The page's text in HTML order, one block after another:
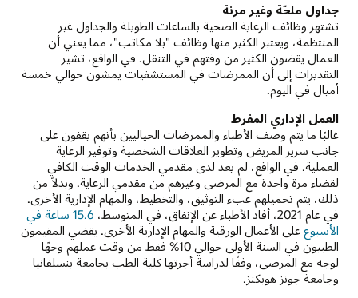
جداول ملحّة وغير مرنة
تشتهر وظائف الرعاية الصحية بالساعات الطويلة والجداول غير
المنتظمة، ويعتبر الكثير منها وظائف "بلا مكاتب"، مما يعني أن
العمال يقضون الكثير من وقتهم في التنقل. في الواقع، تشير
التقديرات إلى أن الممرضات في المستشفيات يمشون حوالي خمسة
أميال في اليوم.
العمل الإداري المفرط
غالبًا ما يتم وصف الأطباء والممرضات الخياليين بأنهم يقفون على
جانب سرير المريض وتطوير العلاقات الشخصية وتوفير الرعاية
العملية. في الواقع، لم يعد لدى مقدمي الخدمات الوقت الكافي
لقضاء مرة واحدة مع المرضى وغيرهم من مقدمي الرعاية. وبدلاً من
ذلك، يتم تحميلهم عبء التوثيق، والتخطيط، والمهام الإدارية الأخرى.
في عام 2021، أفاد الأطباء عن الإنفاق، في المتوسط،
15.6 ساعة في
الأسبوع على الأعمال الورقية والمهام الإدارية الأخرى. يقضي المقيمون
الطبيون في السنة الأولى حوالي 10% فقط من وقت عملهم وجهًا
لوجه مع المرضى، وفقًا لدراسة أجرتها كلية الطب بجامعة بنسلفانيا
وجامعة جونز هوبكنز.